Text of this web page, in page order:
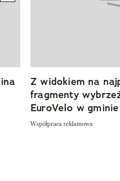
Z widokiem na
fragmenty
EuroVelo w
Współpraca reklamowa